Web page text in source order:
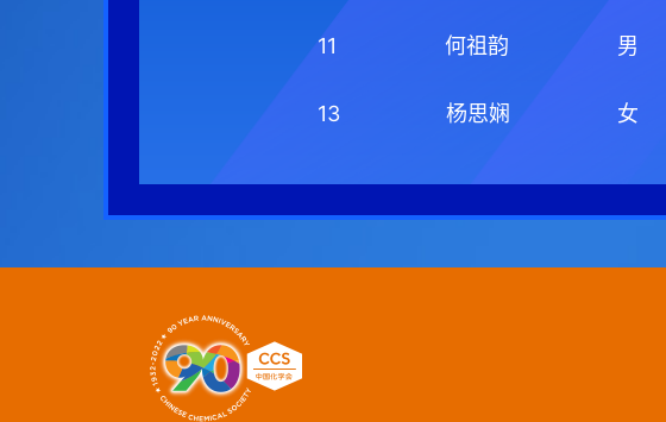
11 何祖韵 男
13 杨思娴 女